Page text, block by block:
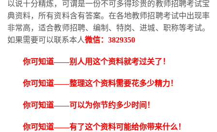
以说十分精炼，可谓是一份不可多得珍贵的教师招聘考试宝
典资料，所有资料含有答案。在各地教师招聘考试中出现率
非常高，适合教师招聘、编制、特岗、进城、职称等考试。
如果需要可以联系本人微信： 3829350
你可知道——别人用这个资料就考过关了！
你可知道——整理这个资料需要花多少精力！
你可知道——可以为你节约多少时间！
你可知道——有了这个资料可能给你带来什么！